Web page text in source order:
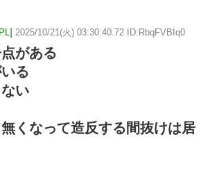
2025/10/21(火) 03:30:40.72 ID:RbqFVBIq0
がある
る
い
くなって造反する間抜けは居